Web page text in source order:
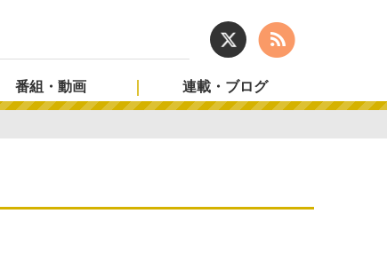
番組・動画 連載・ブログ